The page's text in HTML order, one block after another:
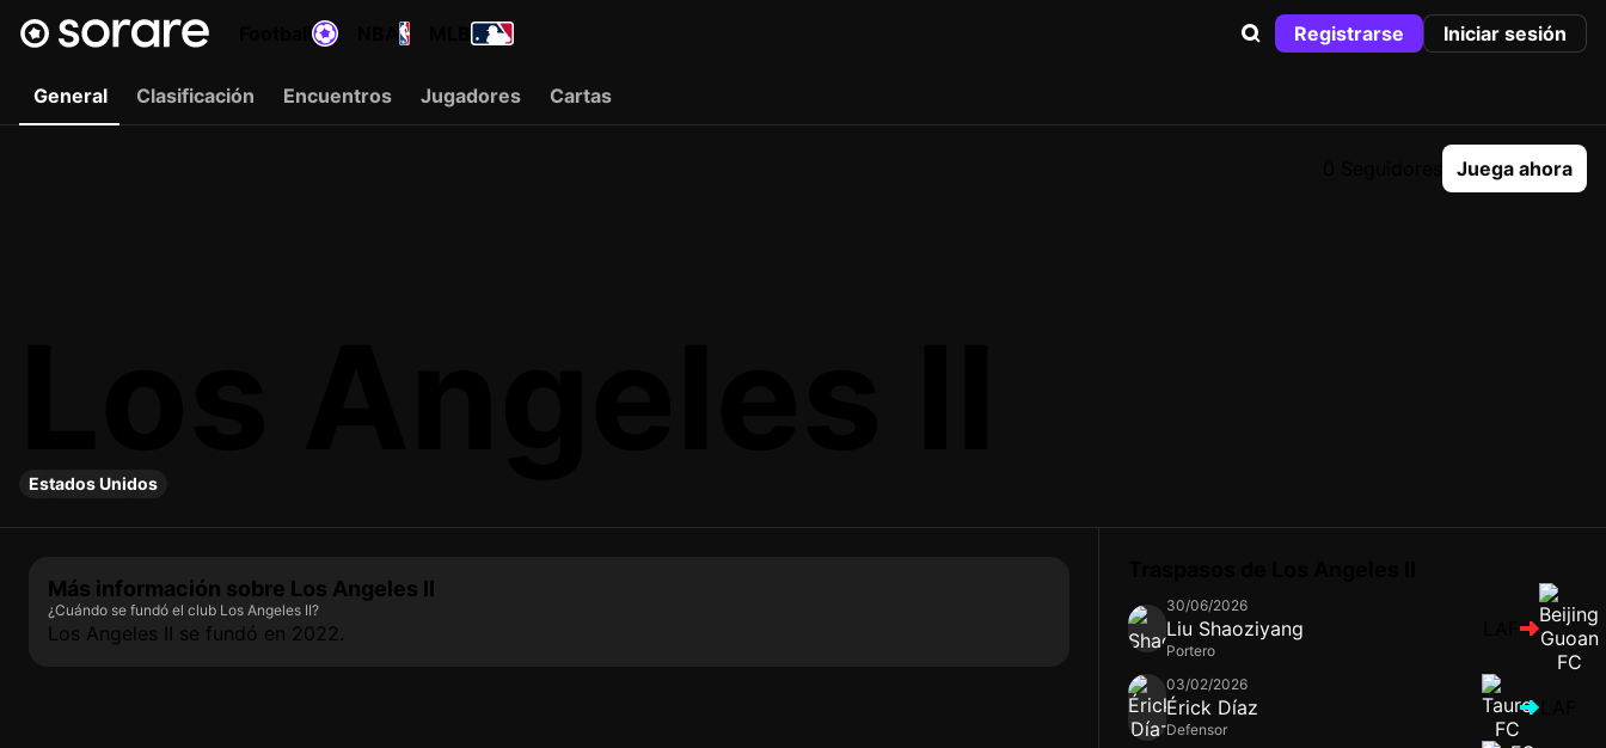
Registrarse Iniciar sesión
General Clasificación Encuentros Jugadores Cartas
Juega ahora
Estados Unidos
Más información sobre Los Angeles II
¿Cuándo se fundó el club Los Angeles II?
Los Angeles II se fundó en 2022.
30/06/2026
Liu Shaoziyang
Portero
03/02/2026
Érick Díaz
Defensor